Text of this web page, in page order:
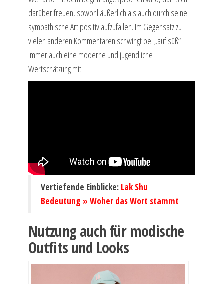
darüber freuen, sowohl äußerlich als auch durch seine
sympathische Art positiv aufzufallen. Im Gegensatz zu
vielen anderen Kommentaren schwingt bei „auf süß“
immer auch eine moderne und jugendliche
Wertschätzung mit.
Vertiefende Einblicke: Lak Shu
Bedeutung » Woher das Wort stammt
Nutzung auch für modische
Outfits und Looks